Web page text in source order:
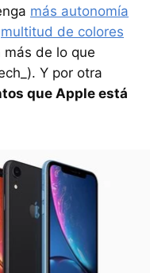
más autonomía
multitud de colores
más de lo que
Y por otra
que Apple está